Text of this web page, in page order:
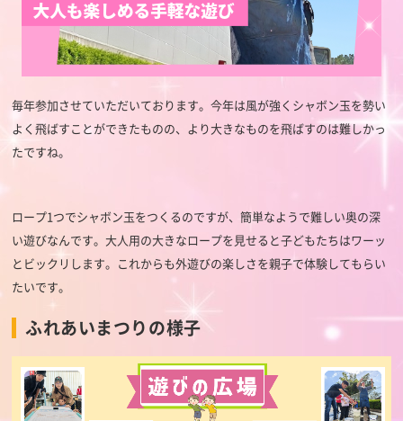
毎年参加させていただいております。今年は風が強くシャボン玉を勢い
よく飛ばすことができたものの、より大きなものを飛ばすのは難しかっ
たですね。
ロープ1つでシャボン玉をつくるのですが、簡単なようで難しい奥の深
い遊びなんです。大人用の大きなロープを見せると子どもたちはワーッ
とビックリします。これからも外遊びの楽しさを親子で体験してもらい
たいです。
ふれあいまつりの様子